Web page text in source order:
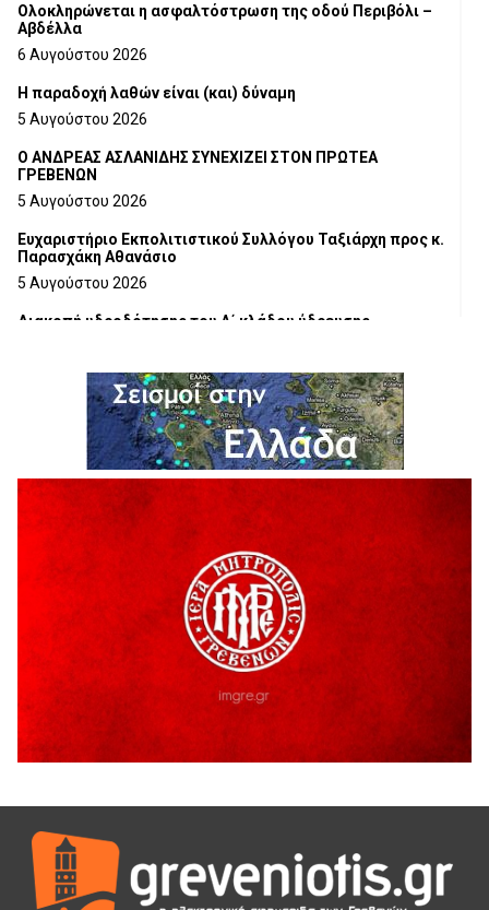
Ολοκληρώνεται η ασφαλτόστρωση της οδού Περιβόλι –
Αβδέλλα
6 Αυγούστου 2026
H παραδοχή λαθών είναι (και) δύναμη
5 Αυγούστου 2026
Ο ΑΝΔΡΕΑΣ ΑΣΛΑΝΙΔΗΣ ΣΥΝΕΧΙΖΕΙ ΣΤΟΝ ΠΡΩΤΕΑ
ΓΡΕΒΕΝΩΝ
5 Αυγούστου 2026
Ευχαριστήριο Εκπολιτιστικού Συλλόγου Ταξιάρχη προς κ.
Παρασχάκη Αθανάσιο
5 Αυγούστου 2026
Διακοπή υδροδότησης του Α΄ κλάδου ύδρευσης
Η Marseaux στα Γρεβενά για μια μοναδική συναυλία
5 Αυγούστου 2026
Θερινό Σινεμά στο πλαίσιο του «Πολιτιστικού
Καλοκαιριού 2026» με την βραβευμένη ταινία «Μικρές
Ανάσες».
5 Αυγούστου 2026
Γρεβενά: Συνελήφθη 18χρονος αλλοδαπός, για κλοπή
εξοπλισμού γυμναστηρίου
ΑΗ ΛΑΟΣ | 5 Αυγούστου | Υπαίθριο Θέατρο “Καστράκι”,
41η Γιορτή Κρασιού στο Τρίκωμο – «Γιορτή Παράδοσης»
5 Αυγούστου 2026
ΕΥΧΑΡΙΣΤΙΕΣ Φυσιολατρικού Συλλόγου Γρεβενών
4 Αυγούστου 2026